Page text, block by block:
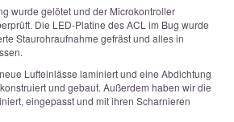
wurde gelötet und der Microkontroller
Die LED-Platine des ACL im Bug wurde
Staurohraufnahme gefräst und alles in
Lufteinlässe laminiert und eine Abdichtung
und gebaut. Außerdem haben wir die
eingepasst und mit ihren Scharnieren